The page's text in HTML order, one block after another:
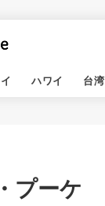
ハワイ 台湾
プーケ